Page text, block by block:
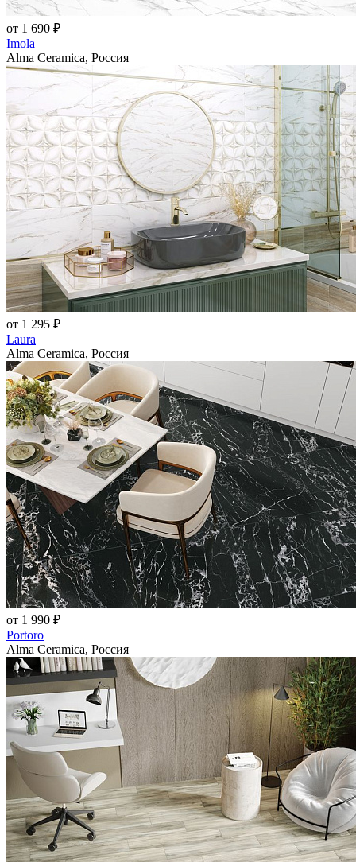
от 1 690 ₽
Imola
Alma Ceramica, Россия
от 1 295 ₽
Laura
Alma Ceramica, Россия
от 1 990 ₽
Portoro
Alma Ceramica, Россия